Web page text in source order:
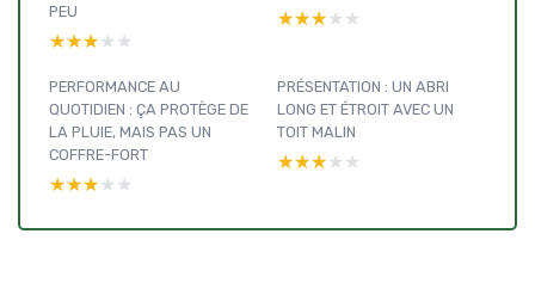
PEU
★★★★★
★★★★★
★★★★★
★★★★★
PERFORMANCE AU
QUOTIDIEN : ÇA PROTÈGE DE
LA PLUIE, MAIS PAS UN
COFFRE-FORT
★★★★★
★★★★★
PRÉSENTATION : UN ABRI
LONG ET ÉTROIT AVEC UN
TOIT MALIN
★★★★★
★★★★★